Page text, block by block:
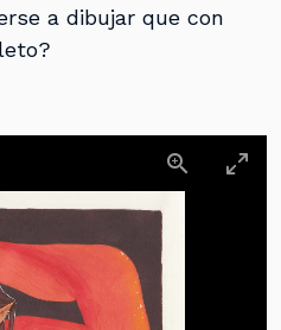
a dibujar que con